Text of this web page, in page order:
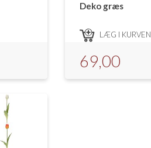
Deko græs
LÆG I KURVEN
69,00